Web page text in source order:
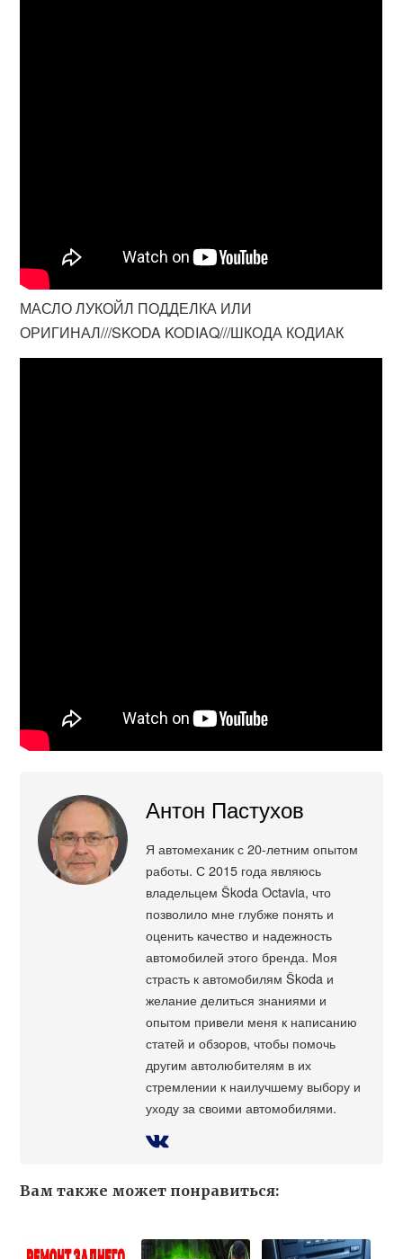
МАСЛО ЛУКОЙЛ ПОДДЕЛКА ИЛИ
ОРИГИНАЛ///SKODA KODIAQ///ШКОДА КОДИАК
Антон Пастухов
Я автомеханик с 20-летним опытом
работы. С 2015 года являюсь
владельцем Škoda Octavia, что
позволило мне глубже понять и
оценить качество и надежность
автомобилей этого бренда. Моя
страсть к автомобилям Škoda и
желание делиться знаниями и
опытом привели меня к написанию
статей и обзоров, чтобы помочь
другим автолюбителям в их
стремлении к наилучшему выбору и
уходу за своими автомобилями.
Вам также может понравиться: